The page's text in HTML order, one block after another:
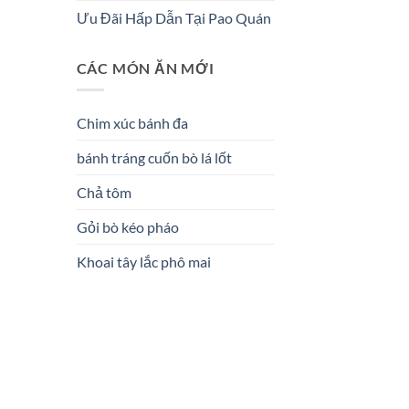
Ưu Đãi Hấp Dẫn Tại Pao Quán
CÁC MÓN ĂN MỚI
Chim xúc bánh đa
bánh tráng cuốn bò lá lốt
Chả tôm
Gỏi bò kéo pháo
Khoai tây lắc phô mai